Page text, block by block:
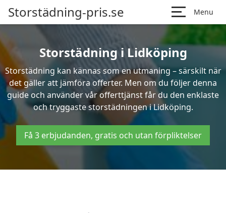
Storstädning-pris.se Menu
Storstädning i Lidköping
Storstädning kan kännas som en utmaning – särskilt när
det gäller att jämföra offerter. Men om du följer denna
guide och använder vår offerttjänst får du den enklaste
och tryggaste storstädningen i Lidköping.
Få 3 erbjudanden, gratis och utan förpliktelser